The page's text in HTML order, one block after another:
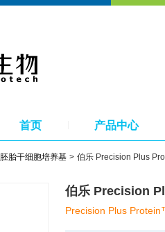
首页 产品中心
胚胎干细胞培养基 伯乐 Precision Plus
伯乐 Precision
Precision Plus